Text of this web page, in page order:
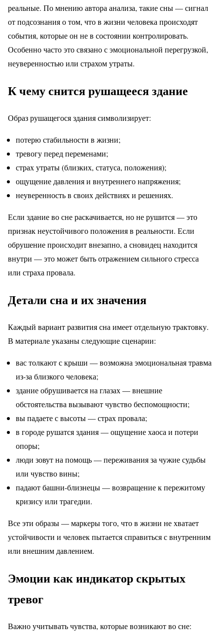
реальные. По мнению автора анализа, такие сны — сигнал
от подсознания о том, что в жизни человека происходят
события, которые он не в состоянии контролировать.
Особенно часто это связано с эмоциональной перегрузкой,
неуверенностью или страхом утраты.
К чему снится рушащееся здание
Образ рушащегося здания символизирует:
потерю стабильности в жизни;
тревогу перед переменами;
страх утраты (близких, статуса, положения);
ощущение давления и внутреннего напряжения;
неуверенность в своих действиях и решениях.
Если здание во сне раскачивается, но не рушится — это
признак неустойчивого положения в реальности. Если
обрушение происходит внезапно, а сновидец находится
внутри — это может быть отражением сильного стресса
или страха провала.
Детали сна и их значения
Каждый вариант развития сна имеет отдельную трактовку.
В материале указаны следующие сценарии:
вас толкают с крыши — возможна эмоциональная травма
из-за близкого человека;
здание обрушивается на глазах — внешние
обстоятельства вызывают чувство беспомощности;
вы падаете с высоты — страх провала;
в городе рушатся здания — ощущение хаоса и потери
опоры;
люди зовут на помощь — переживания за чужие судьбы
или чувство вины;
падают башни-близнецы — возвращение к пережитому
кризису или трагедии.
Все эти образы — маркеры того, что в жизни не хватает
устойчивости и человек пытается справиться с внутренним
или внешним давлением.
Эмоции как индикатор скрытых
тревог
Важно учитывать чувства, которые возникают во сне: